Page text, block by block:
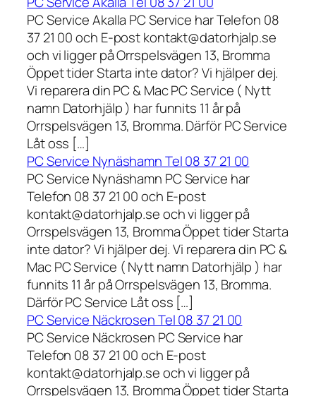
PC Service Akalla PC Service har Telefon 08
37 21 00 och E-post kontakt@datorhjalp.se
och vi ligger på Orrspelsvägen 13, Bromma
Öppet tider Starta inte dator? Vi hjälper dej.
Vi reparera din PC & Mac PC Service ( Nytt
namn Datorhjälp ) har funnits 11 år på
Orrspelsvägen 13, Bromma. Därför PC Service
Låt oss […]
PC Service Nynäshamn Tel 08 37 21 00
PC Service Nynäshamn PC Service har
Telefon 08 37 21 00 och E-post
kontakt@datorhjalp.se och vi ligger på
Orrspelsvägen 13, Bromma Öppet tider Starta
inte dator? Vi hjälper dej. Vi reparera din PC &
Mac PC Service ( Nytt namn Datorhjälp ) har
funnits 11 år på Orrspelsvägen 13, Bromma.
Därför PC Service Låt oss […]
PC Service Näckrosen Tel 08 37 21 00
PC Service Näckrosen PC Service har
Telefon 08 37 21 00 och E-post
kontakt@datorhjalp.se och vi ligger på
Orrspelsvägen 13, Bromma Öppet tider Starta